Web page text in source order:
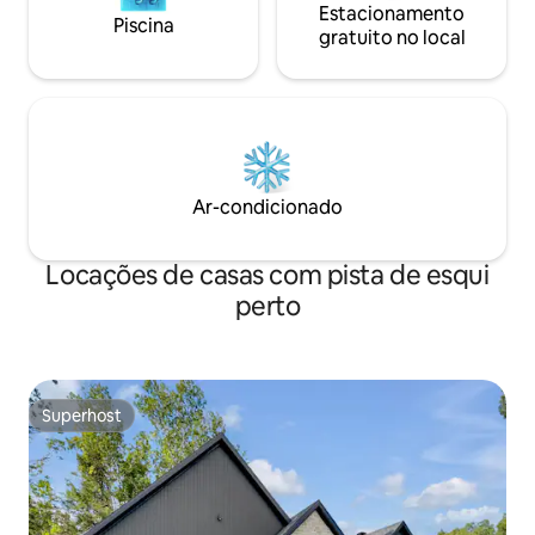
Piscina
Estacionamento
gratuito no local
Ar-condicionado
Locações de casas com pista de esqui
perto
Superhost
Superhost